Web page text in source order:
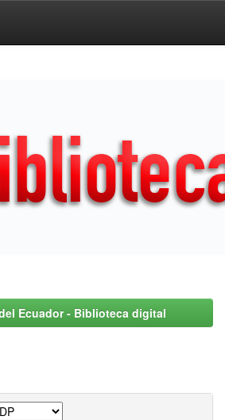
Ecuador - Biblioteca digital